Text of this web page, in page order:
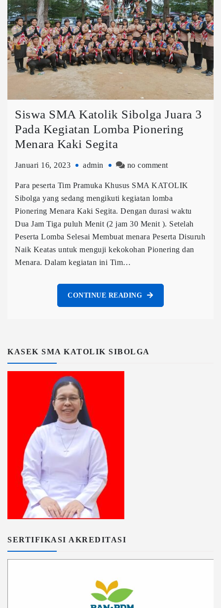
Siswa SMA Katolik Sibolga Juara 3
Pada Kegiatan Lomba Pionering
Menara Kaki Segita
Januari 16, 2023 admin no comment
Para peserta Tim Pramuka Khusus SMA KATOLIK
Sibolga yang sedang mengikuti kegiatan lomba
Pionering Menara Kaki Segita. Dengan durasi waktu
Dua Jam Tiga puluh Menit (2 jam 30 Menit ). Setelah
Peserta Lomba Selesai Membuat menara Peserta Disuruh
Naik Keatas untuk menguji kekokohan Pionering dan
Menara. Dalam kegiatan ini Tim…
CONTINUE READING
KASEK SMA KATOLIK SIBOLGA
SERTIFIKASI AKREDITASI